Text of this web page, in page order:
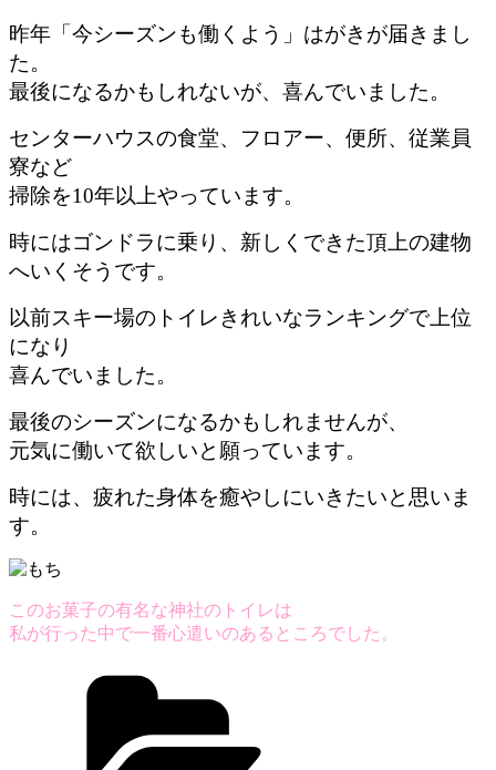
昨年「今シーズンも働くよう」はがきが届きまし
た。
最後になるかもしれないが、喜んでいました。
センターハウスの食堂、フロアー、便所、従業員
寮など
掃除を10年以上やっています。
時にはゴンドラに乗り、新しくできた頂上の建物
へいくそうです。
以前スキー場のトイレきれいなランキングで上位
になり
喜んでいました。
最後のシーズンになるかもしれませんが、
元気に働いて欲しいと願っています。
時には、疲れた身体を癒やしにいきたいと思いま
す。
このお菓子の有名な神社のトイレは
私が行った中で一番心遣いのあるところでした。